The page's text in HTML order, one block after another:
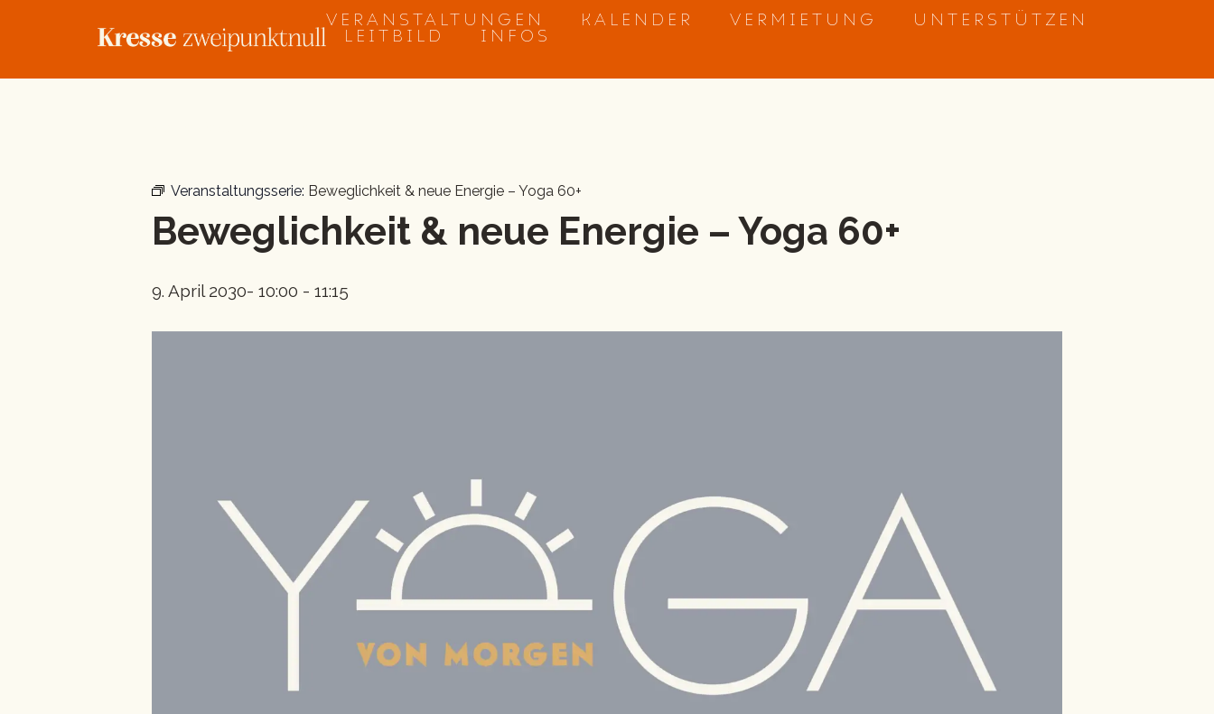
VERANSTALTUNGEN KALENDER VERMIETUNG
UNTERSTÜTZEN
LEITBILD
INFOS
Veranstaltungsserie: Beweglichkeit & neue Energie – Yoga 60+
Beweglichkeit & neue Energie – Yoga 60+
9. April 2030- 10:00 - 11:15